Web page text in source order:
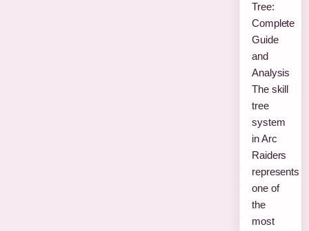
Tree:
Complete
Guide
and
Analysis
The skill
tree
system
in Arc
Raiders
represents
one of
the
most